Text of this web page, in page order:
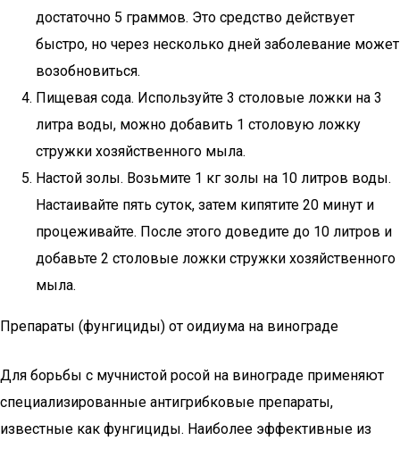
достаточно 5 граммов. Это средство действует
быстро, но через несколько дней заболевание может
возобновиться.
Пищевая сода. Используйте 3 столовые ложки на 3
литра воды, можно добавить 1 столовую ложку
стружки хозяйственного мыла.
Настой золы. Возьмите 1 кг золы на 10 литров воды.
Настаивайте пять суток, затем кипятите 20 минут и
процеживайте. После этого доведите до 10 литров и
добавьте 2 столовые ложки стружки хозяйственного
мыла.
Препараты (фунгициды) от оидиума на винограде
Для борьбы с мучнистой росой на винограде применяют
специализированные антигрибковые препараты,
известные как фунгициды. Наиболее эффективные из